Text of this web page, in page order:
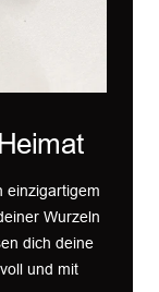
einzigartigem
Wurzeln
dich deine
und mit